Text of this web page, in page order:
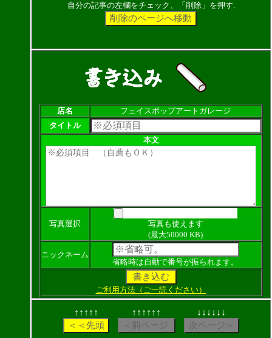
自分の記事の左欄をチェック、「削除」を押す.
店名
フェイスポップアートガレージ
タイトル
本文
写真選択
写真も使えます
(最大50000 KB)
ニックネーム
省略時は自動で番号が振られます。
ご利用方法（ご一読ください）
↑↑↑↑↑ ↑↑↑↑↑↑ ↓↓↓↓↓↓